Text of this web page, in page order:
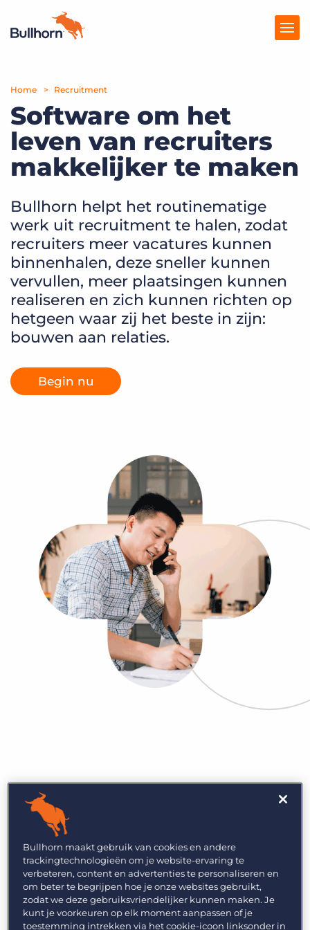
Producten
Prijzen
Kennisbank
Over Ons
Vraag een demo aan Inloggen
Home Recruitment
Software om het
leven van recruiters
makkelijker te maken
Bullhorn helpt het routinematige
werk uit recruitment te halen, zodat
recruiters meer vacatures kunnen
binnenhalen, deze sneller kunnen
vervullen, meer plaatsingen kunnen
realiseren en zich kunnen richten op
hetgeen waar zij het beste in zijn:
bouwen aan relaties.
Begin nu
Vind snel talent
Bullhorn maakt gebruik van cookies en andere
trackingtechnologieën om je website-ervaring te
verbeteren, content en advertenties te personaliseren en
om beter te begrijpen hoe je onze websites gebruikt,
zodat we deze gebruiksvriendelijker kunnen maken. Je
kunt je voorkeuren op elk moment aanpassen of je
toestemming intrekken via het cookie-icoon linksonder in